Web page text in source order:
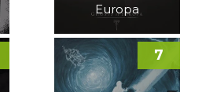
Europa
7